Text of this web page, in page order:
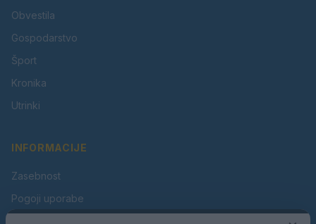
Obvestila
Gospodarstvo
Šport
Kronika
Utrinki
INFORMACIJE
Zasebnost
Pogoji uporabe